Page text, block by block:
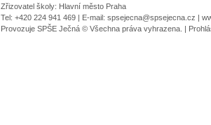
Zřizovatel školy: Hlavní město Praha
Tel: +420 224 941 469 | E-mail: spsejecna@spsejecna.cz |
Provozuje SPŠE Ječná © Všechna práva vyhrazena. |